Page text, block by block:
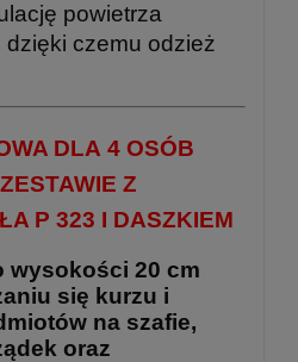
powietrza
czemu odzież
DLA 4 OSÓB
Z
P 323 I DASZKIEM
wysokości 20 cm
się kurzu i
na szafie,
oraz